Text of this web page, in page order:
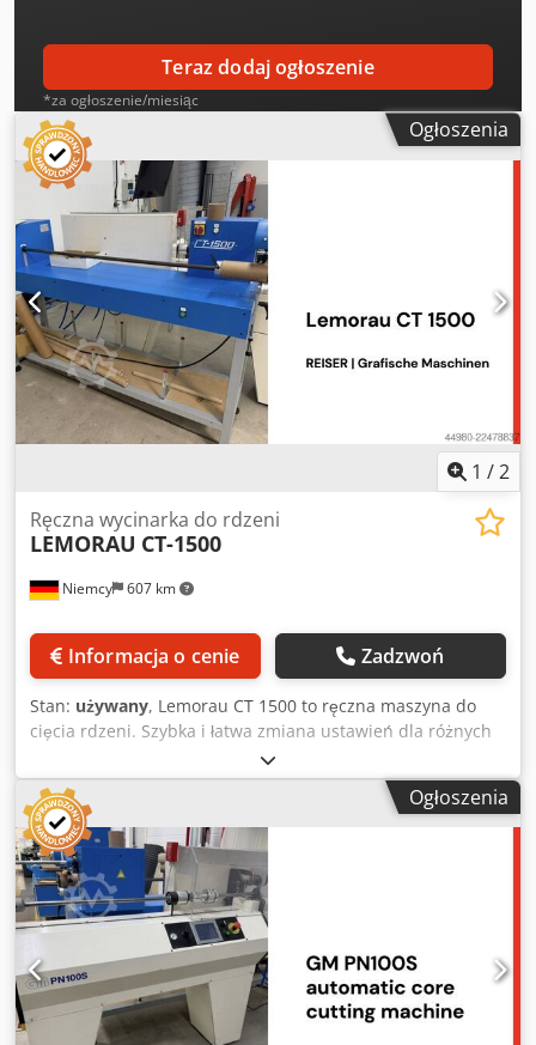
Teraz dodaj ogłoszenie
*za ogłoszenie/miesiąc
Ogłoszenia
1 /2
Niemcy 607 km
Ręczna wycinarka do rdzeni
LEMORAU CT-1500
Informacja o cenie Zadzwoń
Stan: używany, Lemorau CT 1500 to ręczna maszyna do
cięcia rdzeni. Szybka i łatwa zmiana ustawień dla różnych
średnic rdzeni i grubości ścianek. Obsługa CT 1500 jest
bardzo prosta: po umieszczeniu rdzenia na trzpieniu,
operator ustawia ogranicznik, który określa szerokość
cięcia rdzenia. Następnie operator naciska przycisk start,
opuszcza nóż za pomocą uchwytu i tnie rdzeń. -
Maksymalna długość rdzenia do 1500 mm (59”) Cedjzq U
Uzepfx Al Doha - Standardowe średnice rdzeni: 25, 40, 50,
76 mm (1”, 1,57”, 2”, 3”) - Dostępne inne rozmiary do 152
mm (do 6”) jako opcja - Maksymalna mierzona długość
cięcia 330 mm (13”) - Maksymalna grubość ścianki 6 mm
(0,23”) dla kartonu - Obsługa oburęczna dla
bezpieczeństwa operatora
Ogłoszenia